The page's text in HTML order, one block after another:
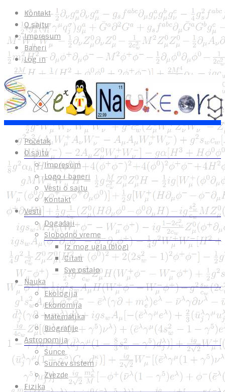
Kontakt
O sajtu
Impresum
Baneri
Log in
Početak
O sajtu
Impresum
Logo i baneri
Vesti o sajtu
Kontakt
Vesti
Događaji
Slobodno vreme
Iz mog ugla (blog)
Citati
Sve ostalo
Nauka
Ekologija
Ekonomija
Matematika
Biografije
Astronomija
Sunce
Sunčev sistem
Zvezde
Fizika